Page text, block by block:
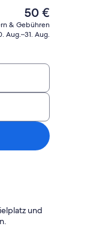
Der
aktuelle
Preis
50 €
& Gebühren
Aug.–31. Aug.
und